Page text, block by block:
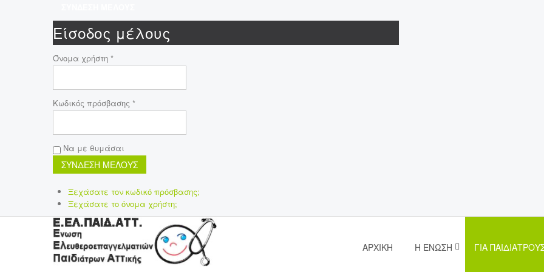
Είσοδος μέλους
Όνομα χρήστη *
Κωδικός πρόσβασης *
Να με θυμάσαι
Ξεχάσατε τον κωδικό πρόσβασης;
Ξεχάσατε το όνομα χρήστη;
ΑΡΧΙΚΉ Η ΈΝΩΣΗ ΓΙΑ